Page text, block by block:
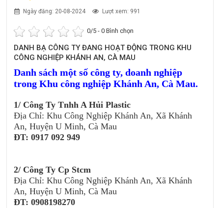
Ngày đăng: 20-08-2024 Lượt xem: 991
0/5 -0 Bình chọn
DANH BẠ CÔNG TY ĐANG HOẠT ĐỘNG TRONG KHU
CÔNG NGHIỆP KHÁNH AN, CÀ MAU
Danh sách một số công ty, doanh nghiệp
trong Khu công nghiệp Khánh An, Cà Mau.
1/ Công Ty Tnhh A Hủi Plastic
Địa Chỉ: Khu Công Nghiệp Khánh An, Xã Khánh
An, Huyện U Minh, Cà Mau
ĐT: 0917 092 949
2/ Công Ty Cp Stcm
Địa Chỉ: Khu Công Nghiệp Khánh An, Xã Khánh
An, Huyện U Minh, Cà Mau
ĐT: 0908198270